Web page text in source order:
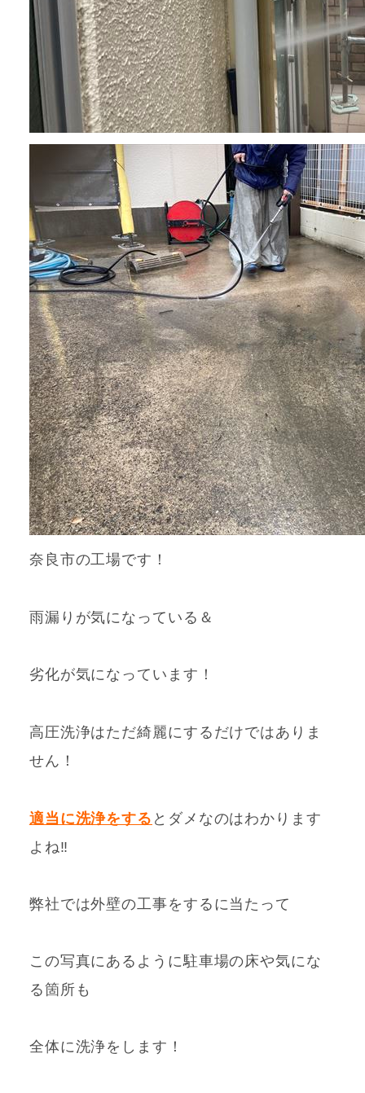
奈良市の工場です！
雨漏りが気になっている＆
劣化が気になっています！
高圧洗浄はただ綺麗にするだけではありま
せん！
適当に洗浄をする とダメなのはわかります
よね‼
弊社では外壁の工事をするに当たって
この写真にあるように駐車場の床や気にな
る箇所も
全体に洗浄をします！